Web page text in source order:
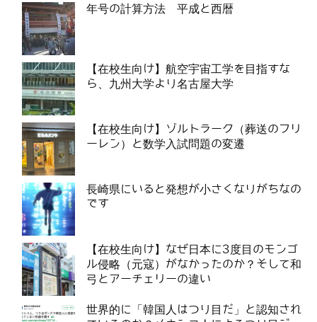
年号の計算方法 平成と西暦
【在校生向け】航空宇宙工学を目指すな
ら、九州大学より名古屋大学
【在校生向け】ゾルトラーク（葬送のフリ
ーレン）と数学入試問題の変遷
長崎県にいると発想が小さくなりがちなの
です
【在校生向け】なぜ日本に3度目のモンゴ
ル侵略（元寇）がなかったのか？そして和
弓とアーチェリーの違い
世界的に「韓国人はつり目だ」と認知され